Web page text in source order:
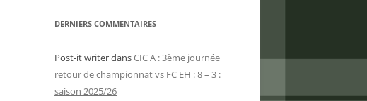
DERNIERS COMMENTAIRES
Post-it writerdansCIC A : 3ème journée
retour de championnat vs FC EH : 8 – 3 :
saison 2025/26